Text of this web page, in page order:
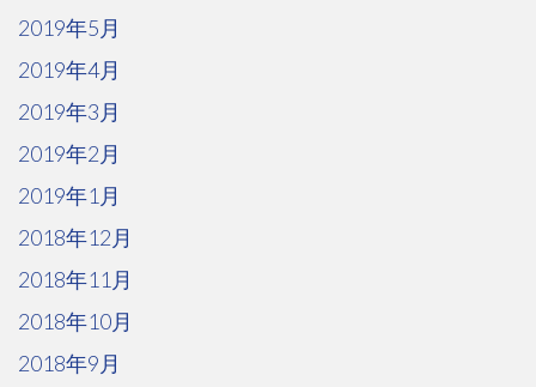
2019年5月
2019年4月
2019年3月
2019年2月
2019年1月
2018年12月
2018年11月
2018年10月
2018年9月